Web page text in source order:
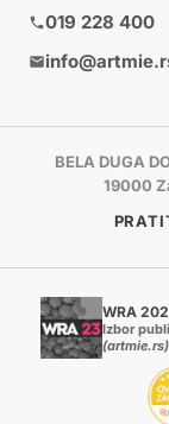
019 228 400
BELA DUGA
19000
WRA
Izbor
(artmie.rs)